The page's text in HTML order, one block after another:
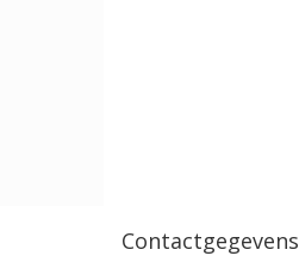
Contactgegevens